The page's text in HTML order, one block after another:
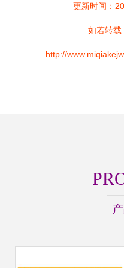
更新时间：
如若转载
http://